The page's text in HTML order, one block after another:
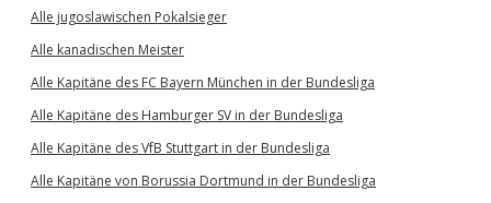
Alle jugoslawischen Pokalsieger
Alle kanadischen Meister
Alle Kapitäne des FC Bayern München in der Bundesliga
Alle Kapitäne des Hamburger SV in der Bundesliga
Alle Kapitäne des VfB Stuttgart in der Bundesliga
Alle Kapitäne von Borussia Dortmund in der Bundesliga